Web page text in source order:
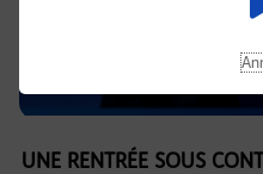
UNE RENTRÉE SOUS